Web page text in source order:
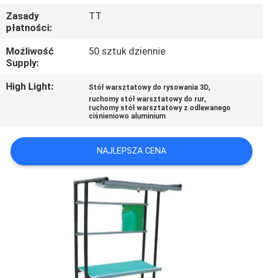
Z
POPROŚ
O
SITEMAP
POLITYKA
PRYWATNOŚCI
Zasady
płatności:
TT
Możliwość
Supply:
50 sztuk dziennie
High Light: Stół warsztatowy do rysowania 3D,
ruchomy stół warsztatowy do rur,
ruchomy stół warsztatowy z odlewanego
ciśnieniowo aluminium
NAJLEPSZA CENA